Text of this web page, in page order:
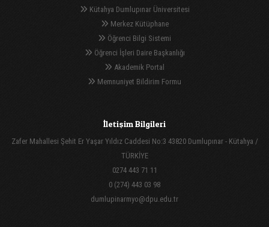
Kütahya Dumlupınar Üniversitesi
Merkez Kütüphane
Öğrenci Bilgi Sistemi
Öğrenci İşleri Daire Başkanlığı
Akademik Portal
Memnuniyet Bildirim Formu
İletişim Bilgileri
Zafer Mahallesi Şehit Er Yaşar Yıldız Caddesi No:3 43820 Dumlupınar - Kütahya /
TÜRKİYE
0274 443 71 11
0 (274) 443 03 98
dumlupinarmyo@dpu.edu.tr